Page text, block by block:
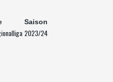
Saison
2023/24